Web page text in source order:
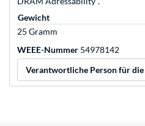
Gewicht
25 Gramm
WEEE-Nummer 54978142
Verantwortliche Person für die